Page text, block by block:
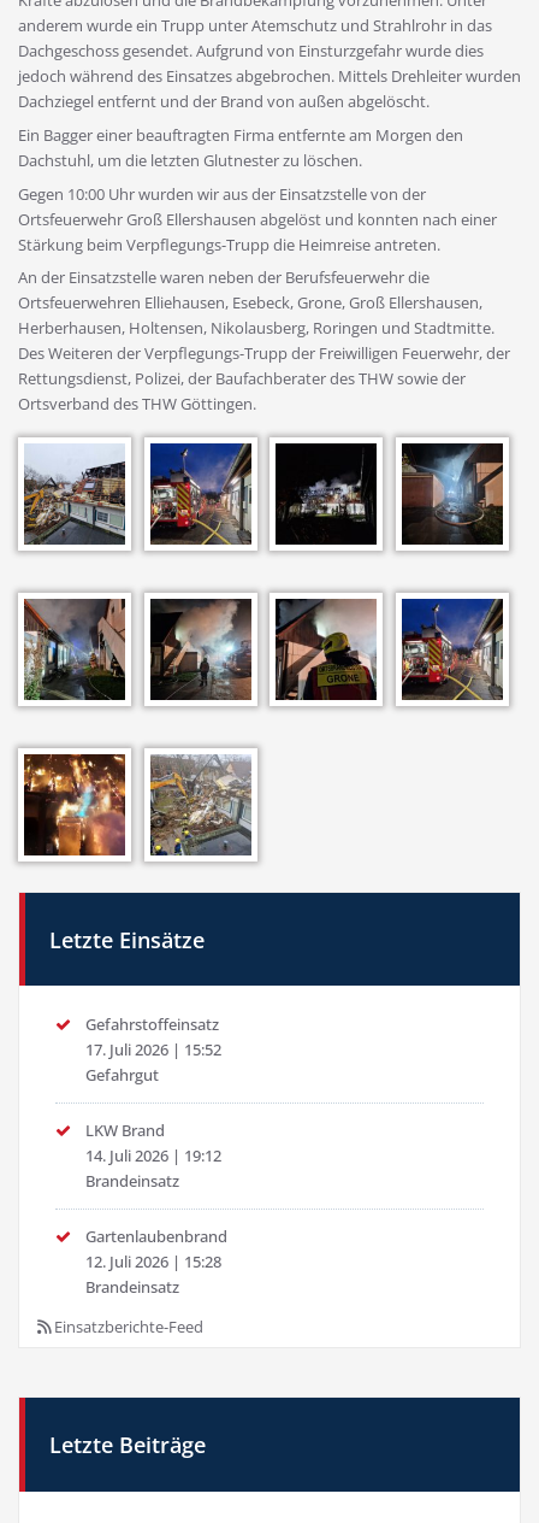
anderem wurde ein Trupp unter Atemschutz und Strahlrohr in das
Dachgeschoss gesendet. Aufgrund von Einsturzgefahr wurde dies
jedoch während des Einsatzes abgebrochen. Mittels Drehleiter wurden
Dachziegel entfernt und der Brand von außen abgelöscht.
Ein Bagger einer beauftragten Firma entfernte am Morgen den
Dachstuhl, um die letzten Glutnester zu löschen.
Gegen 10:00 Uhr wurden wir aus der Einsatzstelle von der
Ortsfeuerwehr Groß Ellershausen abgelöst und konnten nach einer
Stärkung beim Verpflegungs-Trupp die Heimreise antreten.
An der Einsatzstelle waren neben der Berufsfeuerwehr die
Ortsfeuerwehren Elliehausen, Esebeck, Grone, Groß Ellershausen,
Herberhausen, Holtensen, Nikolausberg, Roringen und Stadtmitte.
Des Weiteren der Verpflegungs-Trupp der Freiwilligen Feuerwehr, der
Rettungsdienst, Polizei, der Baufachberater des THW sowie der
Ortsverband des THW Göttingen.
Letzte Einsätze
Gefahrstoffeinsatz
17. Juli 2026 | 15:52
Gefahrgut
LKW Brand
14. Juli 2026 | 19:12
Brandeinsatz
Gartenlaubenbrand
12. Juli 2026 | 15:28
Brandeinsatz
Einsatzberichte-Feed
Letzte Beiträge